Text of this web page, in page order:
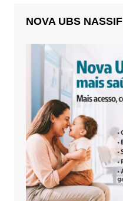
NOVA UBS NASSIF